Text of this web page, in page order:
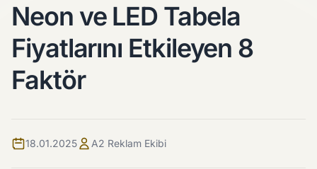
Neon ve LED Tabela
Fiyatlarını Etkileyen 8
Faktör
18.01.2025 A2 Reklam Ekibi